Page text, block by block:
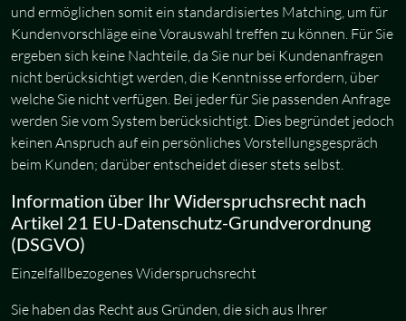
und ermöglichen somit ein standardisiertes Matching, um für
Kundenvorschläge eine Vorauswahl treffen zu können. Für Sie
ergeben sich keine Nachteile, da Sie nur bei Kundenanfragen
nicht berücksichtigt werden, die Kenntnisse erfordern, über
welche Sie nicht verfügen. Bei jeder für Sie passenden Anfrage
werden Sie vom System berücksichtigt. Dies begründet jedoch
keinen Anspruch auf ein persönliches Vorstellungsgespräch
beim Kunden; darüber entscheidet dieser stets selbst.
Information über Ihr Widerspruchsrecht nach
Artikel 21 EU-Datenschutz-Grundverordnung
(DSGVO)
Einzelfallbezogenes Widerspruchsrecht
Sie haben das Recht aus Gründen, die sich aus Ihrer